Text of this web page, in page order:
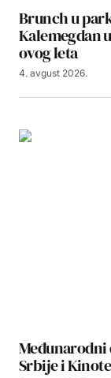
Brunch u
Kalemegdan
ovog leta
4. avgust 2026.
Međunarodni
Srbije i